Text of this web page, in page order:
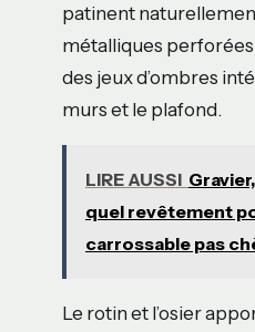
patinent
métalliques
des jeux d’ombres
murs et le plafond.
LIRE AUSSI
quel revêtement
carrossable pas
Le rotin et l’osier